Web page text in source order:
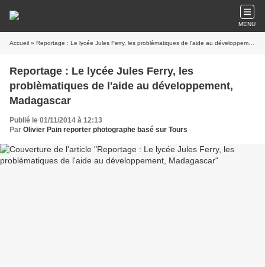
MENU
Accueil » Reportage : Le lycée Jules Ferry, les problèmatiques de l'aide au développement, Madagascar
Reportage : Le lycée Jules Ferry, les
problèmatiques de l'aide au développement,
Madagascar
Publié le 01/11/2014 à 12:13
Par Olivier Pain reporter photographe basé sur Tours